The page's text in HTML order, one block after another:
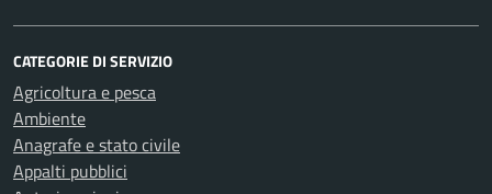
CATEGORIE DI SERVIZIO
Agricoltura e pesca
Ambiente
Anagrafe e stato civile
Appalti pubblici